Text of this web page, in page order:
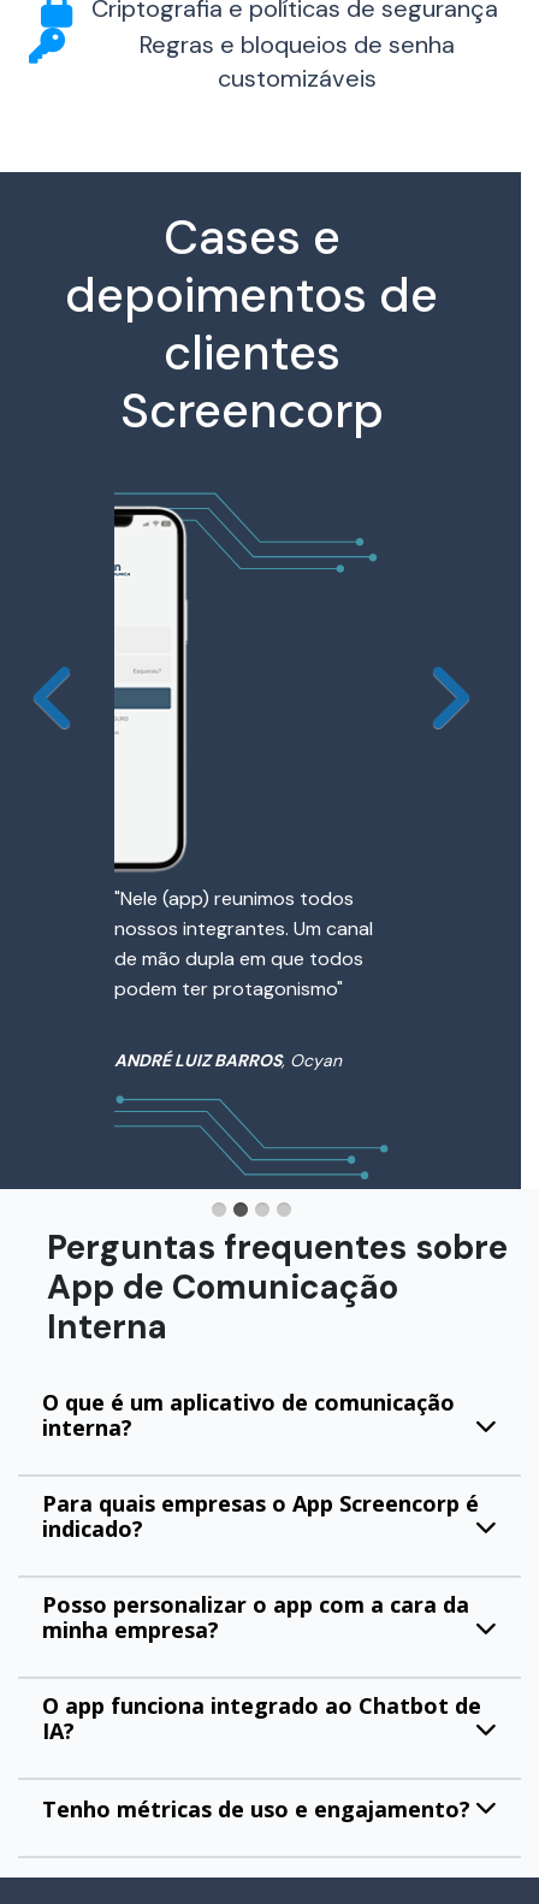
Criptografia e políticas de segurança
Regras e bloqueios de senha
customizáveis
Cases e
depoimentos de
clientes
Screencorp
"Nele (app) reunimos todos
nossos integrantes. Um canal
de mão dupla em que todos
podem ter protagonismo"
ANDRÉ LUIZ BARROS, Ocyan
Perguntas frequentes sobre
App de Comunicação
Interna
O que é um aplicativo de comunicação
interna?
Para quais empresas o App Screencorp é
indicado?
Posso personalizar o app com a cara da
minha empresa?
O app funciona integrado ao Chatbot de
IA?
Tenho métricas de uso e engajamento?